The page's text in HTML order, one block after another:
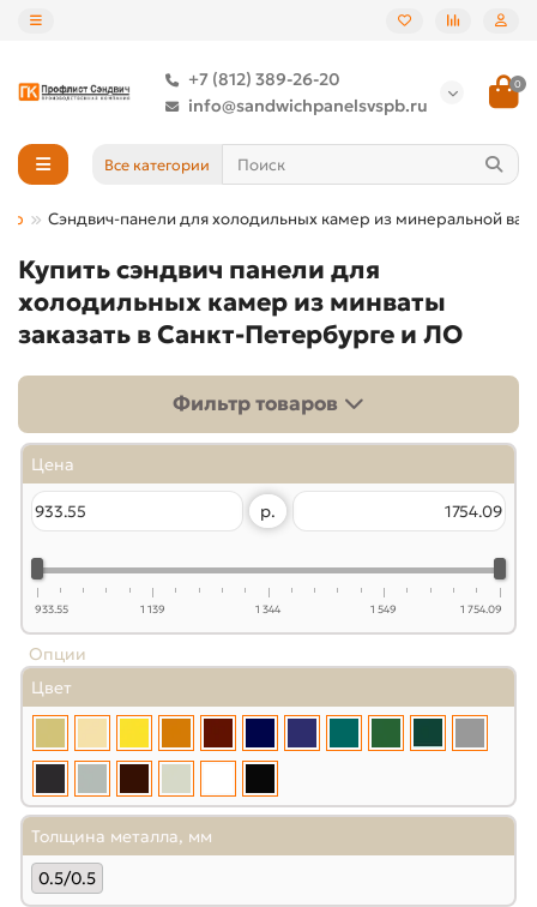
+7 (812) 389-26-20
info@sandwichpanelsvspb.ru
0
Все категории
Сэндвич-панели для холодильных камер из минеральной
Купить сэндвич панели для
холодильных камер из минваты
заказать в Санкт-Петербурге и ЛО
Фильтр товаров
Цена
р.
933.55 1 139 1 344 1 549 1 754.09
Опции
Цвет
Толщина металла, мм
0.5/0.5